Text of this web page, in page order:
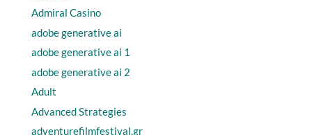
Admiral Casino
adobe generative ai
adobe generative ai 1
adobe generative ai 2
Adult
Advanced Strategies
adventurefilmfestival.gr